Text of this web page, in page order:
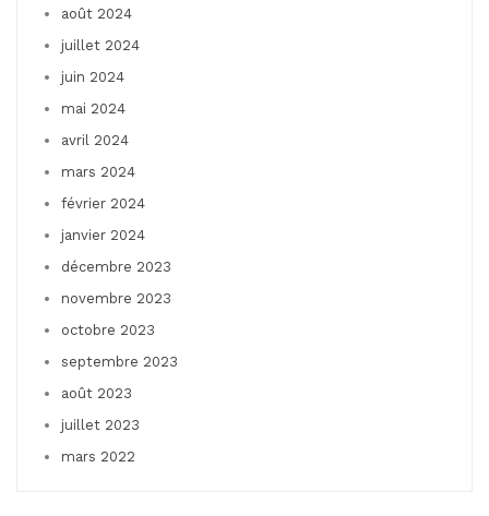
août 2024
juillet 2024
juin 2024
mai 2024
avril 2024
mars 2024
février 2024
janvier 2024
décembre 2023
novembre 2023
octobre 2023
septembre 2023
août 2023
juillet 2023
mars 2022